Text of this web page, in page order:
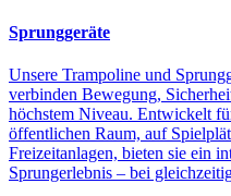
Sprunggeräte
Unsere Trampoline und
verbinden Bewegung,
höchstem Niveau. Entwickelt
öffentlichen Raum, auf
Freizeitanlagen, bieten sie ein
Sprungerlebnis – bei